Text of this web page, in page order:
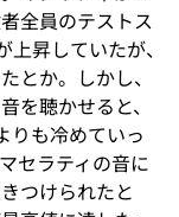
全員のテストス
昇していたが、
とか。しかし、
を聴かせると、
りも冷めていっ
セラティの音に
つけられたと